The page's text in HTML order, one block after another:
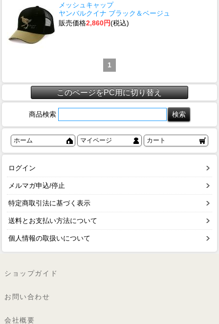
メッシュキャップ
ヤンバルクイナ ブラック＆ベージュ
販売価格2,860円(税込)
1
このページをPC用に切り替え
商品検索
ホーム マイページ カート
ログイン
メルマガ申込/停止
特定商取引法に基づく表示
送料とお支払い方法について
個人情報の取扱いについて
ショップガイド
お問い合わせ
会社概要